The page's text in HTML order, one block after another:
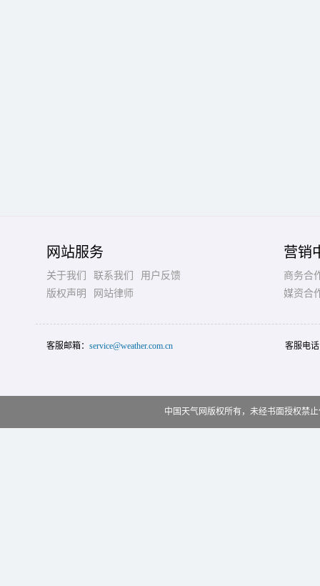
网站服务
关于我们 联系我们
用户反馈
版权声明
网站律师
营销
商务合
媒资合
客服邮箱： service@weather.com.cn 客服电
中国天气网版权所有，未经书面授权